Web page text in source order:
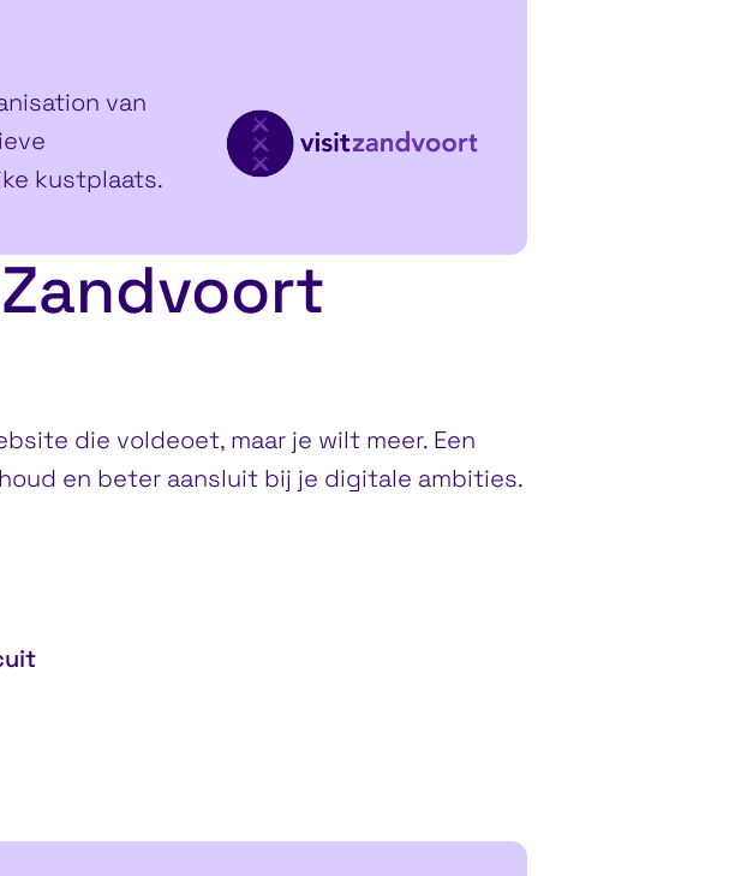
van
kustplaats.
die voldeoet, maar je wilt meer. Een
en beter aansluit bij je digitale ambities.